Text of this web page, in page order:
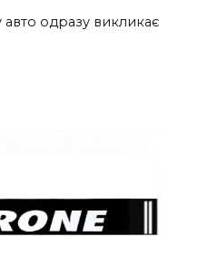
одразу викликає